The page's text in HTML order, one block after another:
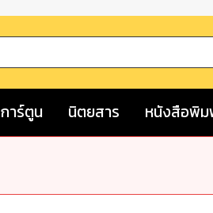
การ์ตูน นิตยสาร หนังสือพิ